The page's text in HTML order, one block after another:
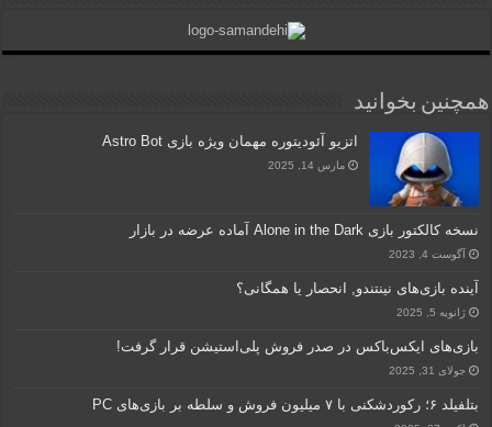
همچنین بخوانید
اتزیو آئودیتوره مهمان ویژه بازی Astro Bot
مارس 14, 2025
نسخه کالکتور بازی Alone in the Dark آماده عرضه در بازار
آگوست 4, 2023
آینده بازی‌های نینتندو, انحصار یا همگانی؟
ژانویه 5, 2025
بازی‌های ایکس‌باکس در صدر فروش پلی‌استیشن قرار گرفت!
جولای 31, 2025
بتلفیلد ۶؛ رکوردشکنی با ۷ میلیون فروش و سلطه بر بازی‌های PC